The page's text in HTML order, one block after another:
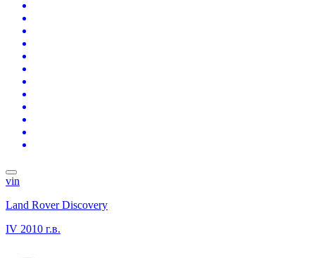
vin
Land Rover Discovery
IV 2010 г.в.